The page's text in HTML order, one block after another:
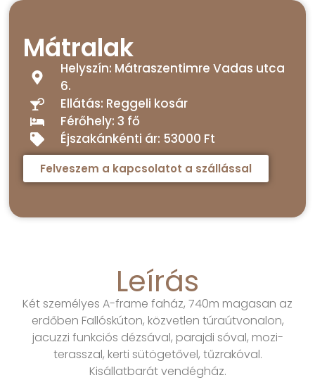
Mátralak
Helyszín: Mátraszentimre Vadas utca
6.
Ellátás: Reggeli kosár
Férőhely: 3 fő
Éjszakánkénti ár: 53000 Ft
Felveszem a kapcsolatot a szállással
Leírás
Két személyes A-frame faház, 740m magasan az
erdőben Fallóskúton, közvetlen túraútvonalon,
jacuzzi funkciós dézsával, parajdi sóval, mozi-
terasszal, kerti sütögetővel, tűzrakóval.
Kisállatbarát vendégház.